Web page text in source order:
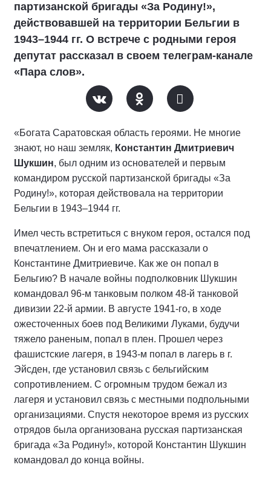
партизанской бригады «За Родину!»,
действовавшей на территории Бельгии в
1943–1944 гг. О встрече с родными героя
депутат рассказал в своем телеграм-канале
«Пара слов».
«Богата Саратовская область героями. Не многие
знают, но наш земляк, Константин Дмитриевич
Шукшин, был одним из основателей и первым
командиром русской партизанской бригады «За
Родину!», которая действовала на территории
Бельгии в 1943–1944 гг.
Имел честь встретиться с внуком героя, остался под
впечатлением. Он и его мама рассказали о
Константине Дмитриевиче. Как же он попал в
Бельгию? В начале войны подполковник Шукшин
командовал 96-м танковым полком 48-й танковой
дивизии 22-й армии. В августе 1941-го, в ходе
ожесточенных боев под Великими Луками, будучи
тяжело раненым, попал в плен. Прошел через
фашистские лагеря, в 1943-м попал в лагерь в г.
Эйсден, где установил связь с бельгийским
сопротивлением. С огромным трудом бежал из
лагеря и установил связь с местными подпольными
организациями. Спустя некоторое время из русских
отрядов была организована русская партизанская
бригада «За Родину!», которой Константин Шукшин
командовал до конца войны.